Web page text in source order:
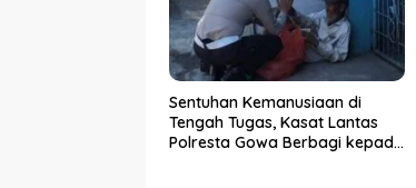
Sentuhan Kemanusiaan di
Tengah Tugas, Kasat Lantas
Polresta Gowa Berbagi kepada